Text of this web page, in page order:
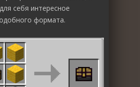
себя интересное
формата.